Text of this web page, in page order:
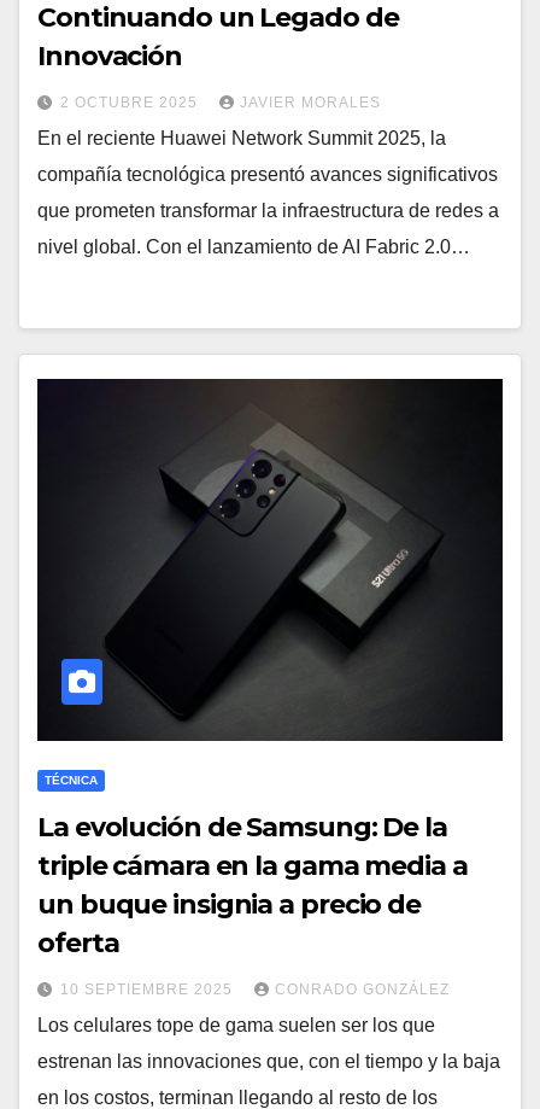
Continuando un Legado de
Innovación
2 OCTUBRE 2025 JAVIER MORALES
En el reciente Huawei Network Summit 2025, la
compañía tecnológica presentó avances significativos
que prometen transformar la infraestructura de redes a
nivel global. Con el lanzamiento de AI Fabric 2.0…
TÉCNICA
La evolución de Samsung: De la
triple cámara en la gama media a
un buque insignia a precio de
oferta
10 SEPTIEMBRE 2025 CONRADO GONZÁLEZ
Los celulares tope de gama suelen ser los que
estrenan las innovaciones que, con el tiempo y la baja
en los costos, terminan llegando al resto de los